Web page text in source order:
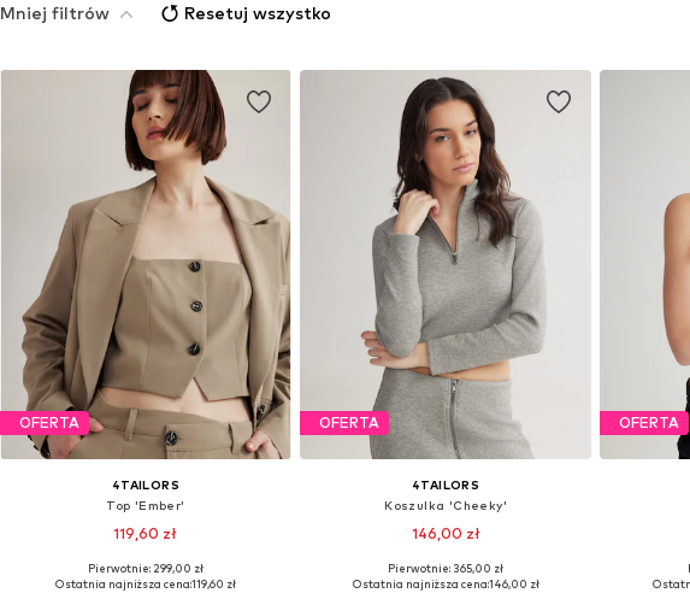
Mniej filtrów
Resetuj wszystko
OFERTA
4TAILORS
Top 'Ember'
119,60 zł
Dostępne rozmiary: XS-S, S, S-M
Pierwotnie: 299,00 zł
Ostatnia najniższa cena:119,60 zł
OFERTA
4TAILORS
Koszulka 'Cheeky'
146,00 zł
Dostępne rozmiary: XS, S, M
Pierwotnie: 365,00 zł
Ostatnia najniższa cena:146,00 zł
OFERTA